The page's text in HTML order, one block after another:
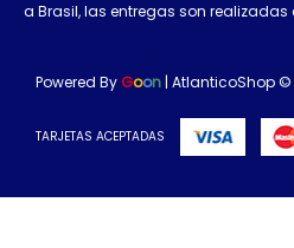
a Brasil, las entregas son
Powered By Goon | AtlanticoShop ©
TARJETAS ACEPTADAS